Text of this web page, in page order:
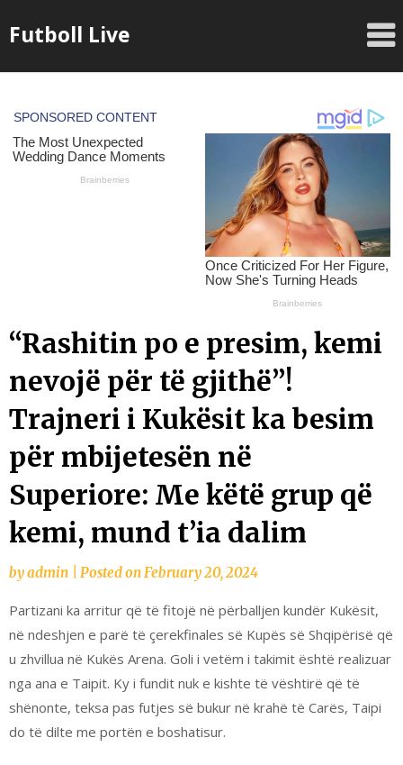
toFutboll Live
“Rashitin po e presim, kemi
nevojë për të gjithë”!
Trajneri i Kukësit ka besim
për mbijetesën në
Superiore: Me këtë grup që
kemi, mund t’ia dalim
byadmin Posted onFebruary 20, 2024
Partizani ka arritur që të fitojë në përballjen kundër Kukësit,
në ndeshjen e parë të çerekfinales së Kupës së Shqipërisë që
u zhvillua në Kukës Arena. Goli i vetëm i takimit është realizuar
nga ana e Taipit. Ky i fundit nuk e kishte të vështirë që të
shënonte, teksa pas futjes së bukur në krahë të Carës, Taipi
do të dilte me portën e boshatisur.